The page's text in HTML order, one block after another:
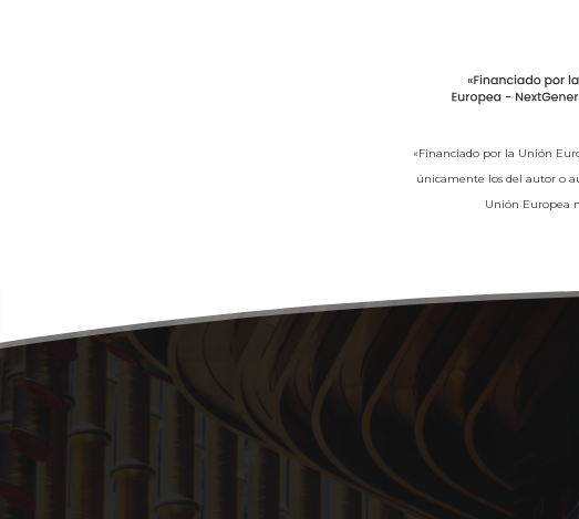
«Financiado por la Unión
únicamente los del autor o
Unión Europea